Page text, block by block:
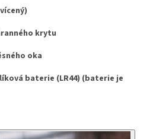
krytu
oka
baterie (LR44) (baterie je